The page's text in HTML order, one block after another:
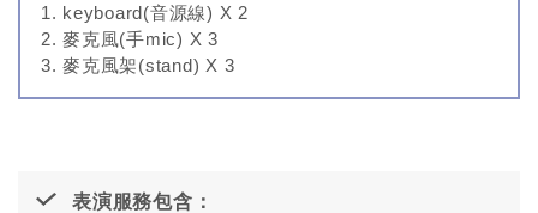
keyboard(音源線) X 2
麥克風(手mic) X 3
麥克風架(stand) X 3
表演服務包含：